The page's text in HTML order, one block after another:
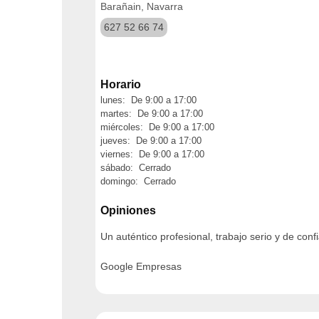
Barañain, Navarra
627 52 66 74
Horario
lunes: De 9:00 a 17:00
martes: De 9:00 a 17:00
miércoles: De 9:00 a 17:00
jueves: De 9:00 a 17:00
viernes: De 9:00 a 17:00
sábado: Cerrado
domingo: Cerrado
Opiniones
Un auténtico profesional, trabajo serio y de
Google Empresas